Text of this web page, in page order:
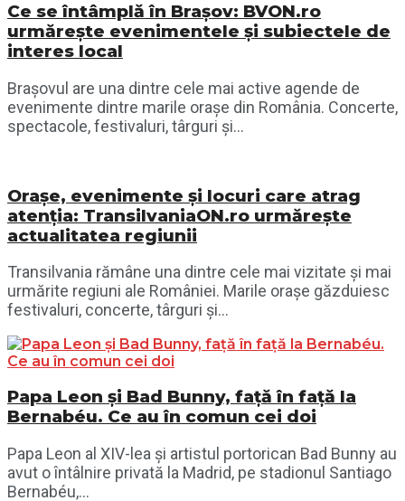
Ce se întâmplă în Brașov: BVON.ro
urmărește evenimentele și subiectele de
interes local
Brașovul are una dintre cele mai active agende de
evenimente dintre marile orașe din România. Concerte,
spectacole, festivaluri, târguri și...
Orașe, evenimente și locuri care atrag
atenția: TransilvaniaON.ro urmărește
actualitatea regiunii
Transilvania rămâne una dintre cele mai vizitate și mai
urmărite regiuni ale României. Marile orașe găzduiesc
festivaluri, concerte, târguri și...
Papa Leon și Bad Bunny, față în față la
Bernabéu. Ce au în comun cei doi
Papa Leon al XIV-lea și artistul portorican Bad Bunny au
avut o întâlnire privată la Madrid, pe stadionul Santiago
Bernabéu,...